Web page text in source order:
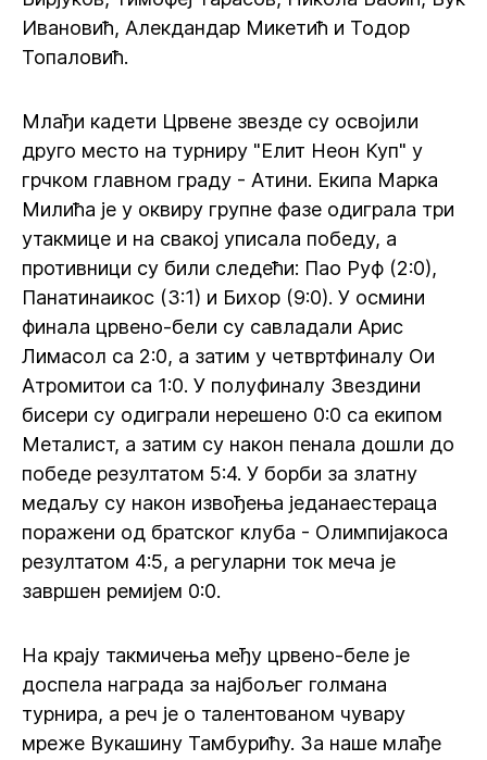
Ивановић, Алекдандар Микетић и Тодор
Топаловић.
Млађи кадети Црвене звезде су освојили
друго место на турниру "Елит Неон Куп" у
грчком главном граду - Атини. Екипа Марка
Милића је у оквиру групне фазе одиграла три
утакмице и на свакој уписала победу, а
противници су били следећи: Пао Руф (2:0),
Панатинаикос (3:1) и Бихор (9:0). У осмини
финала црвено-бели су савладали Арис
Лимасол са 2:0, а затим у четвртфиналу Ои
Атромитои са 1:0. У полуфиналу Звездини
бисери су одиграли нерешено 0:0 са екипом
Металист, а затим су након пенала дошли до
победе резултатом 5:4. У борби за златну
медаљу су након извођења једанаестераца
поражени од братског клуба - Олимпијакоса
резултатом 4:5, а регуларни ток меча је
завршен ремијем 0:0.
На крају такмичења међу црвено-беле је
доспела награда за најбољег голмана
турнира, а реч је о талентованом чувару
мреже Вукашину Тамбурићу. За наше млађе